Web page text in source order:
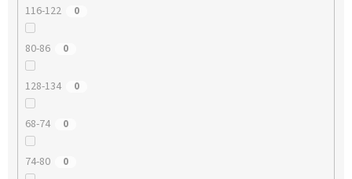
116-122 0
80-86 0
128-134 0
68-74 0
74-80 0